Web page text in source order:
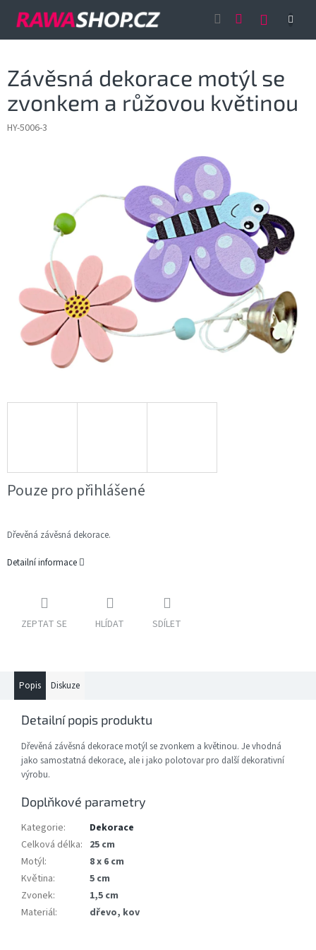
Závěsná dekorace motýl se
zvonkem a růžovou květinou
HY-5006-3
Pouze pro přihlášené
Dřevěná závěsná dekorace.
Detailní informace
ZEPTAT SE HLÍDAT SDÍLET
Popis Diskuze
Detailní popis produktu
Dřevěná závěsná dekorace motýl se zvonkem a květinou. Je vhodná
jako samostatná dekorace, ale i jako polotovar pro další dekorativní
výrobu.
Doplňkové parametry
Kategorie:
Dekorace
Celková délka: 25 cm
Motýl:
8 x 6 cm
Květina:
5 cm
Zvonek:
1,5 cm
Materiál: dřevo, kov